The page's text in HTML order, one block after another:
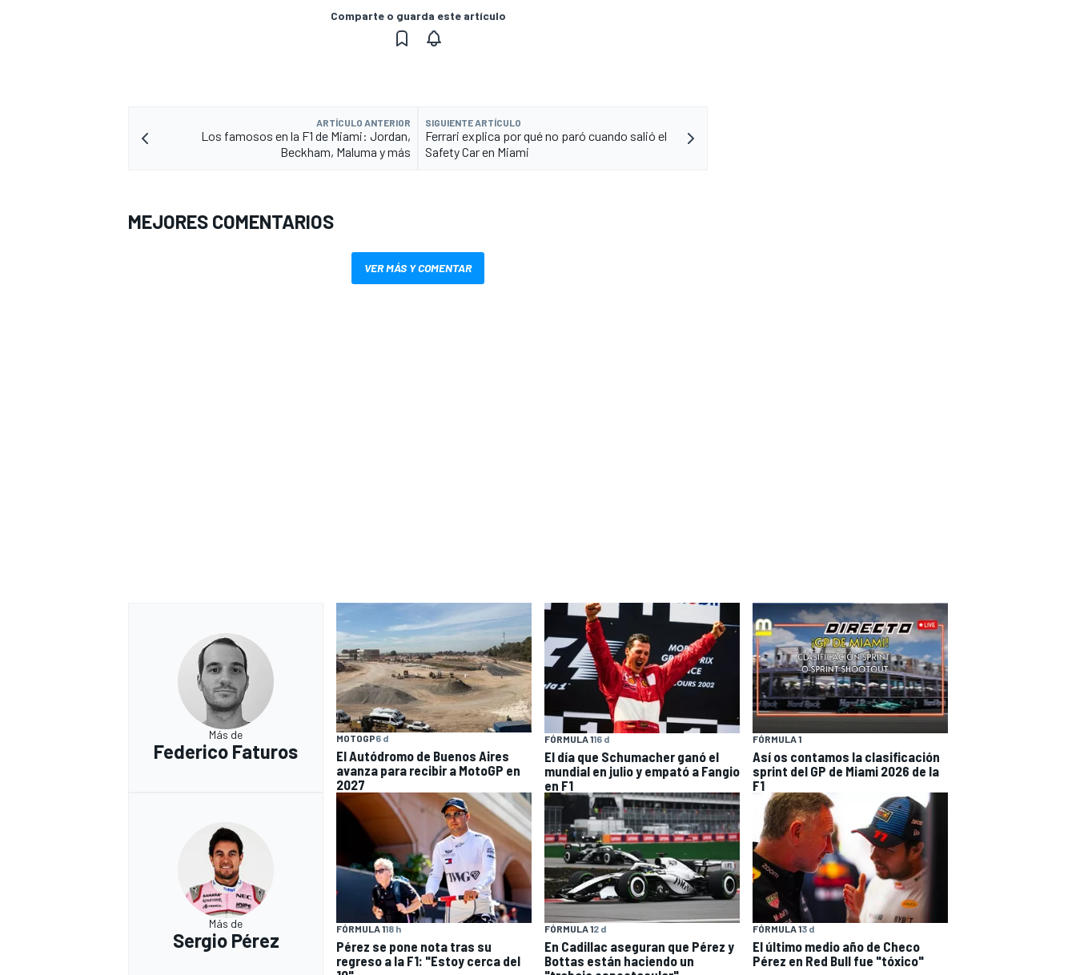
Comparte o guarda este artículo
ARTÍCULO ANTERIOR
Los famosos en la F1 de Miami: Jordan,
Beckham, Maluma y más
SIGUIENTE ARTÍCULO
Ferrari explica por qué no paró cuando salió el
Safety Car en Miami
MEJORES COMENTARIOS
VER MÁS Y COMENTAR
Más de
Federico Faturos
MOTOGP6 d
El Autódromo de Buenos Aires
avanza para recibir a MotoGP en
2027
FÓRMULA 116 d
El día que Schumacher ganó el
mundial en julio y empató a Fangio
en F1
FÓRMULA 1
Así os contamos la clasificación
sprint del GP de Miami 2026 de la
F1
Más de
Sergio Pérez
FÓRMULA 118 h
Pérez se pone nota tras su
regreso a la F1: "Estoy cerca del
FÓRMULA 12 d
En Cadillac aseguran que Pérez y
Bottas están haciendo un
FÓRMULA 13 d
El último medio año de Checo
Pérez en Red Bull fue "tóxico"